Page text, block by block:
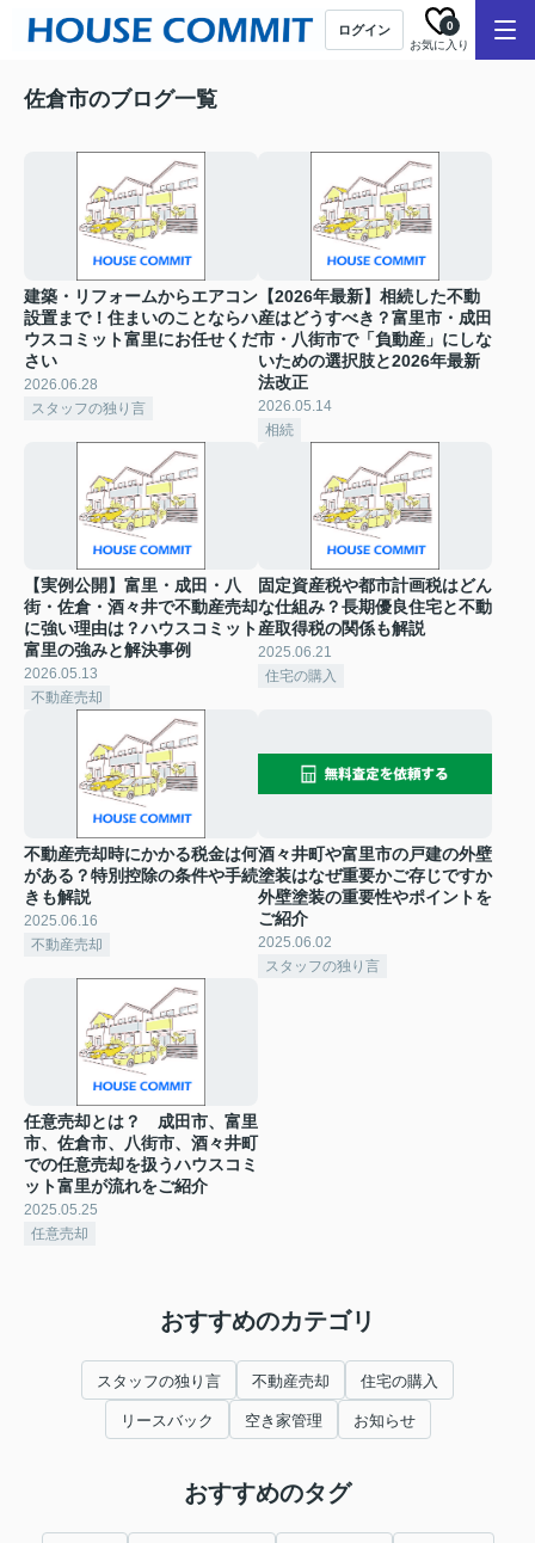
ログイン
お気に入り
0
佐倉市のブログ一覧
建築・リフォームからエアコン
設置まで！住まいのことならハ
ウスコミット富里にお任せくだ
さい
2026.06.28
スタッフの独り言
【2026年最新】相続した不動
産はどうすべき？富里市・成田
市・八街市で「負動産」にしな
いための選択肢と2026年最新
法改正
2026.05.14
相続
【実例公開】富里・成田・八
街・佐倉・酒々井で不動産売却
に強い理由は？ハウスコミット
富里の強みと解決事例
2026.05.13
不動産売却
固定資産税や都市計画税はどん
な仕組み？長期優良住宅と不動
産取得税の関係も解説
2025.06.21
住宅の購入
不動産売却時にかかる税金は何
がある？特別控除の条件や手続
きも解説
2025.06.16
不動産売却
酒々井町や富里市の戸建の外壁
塗装はなぜ重要かご存じですか
外壁塗装の重要性やポイントを
ご紹介
2025.06.02
スタッフの独り言
任意売却とは？ 成田市、富里
市、佐倉市、八街市、酒々井町
での任意売却を扱うハウスコミ
ット富里が流れをご紹介
2025.05.25
任意売却
おすすめのカテゴリ
スタッフの独り言 不動産売却 住宅の購入
リースバック 空き家管理 お知らせ
おすすめのタグ